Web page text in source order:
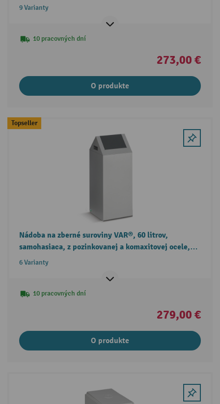
9 Varianty
10 pracovných dní
273,00 €
O produkte
Topseller
Nádoba na zberné suroviny VAR®, 60 litrov,
samohasiaca, z pozinkovanej a komaxitovej ocele,
hranaté veko
6 Varianty
10 pracovných dní
279,00 €
O produkte